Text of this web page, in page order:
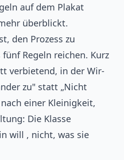
auf dem Plakat
überblickt.
den Prozess zu
Regeln reichen. Kurz
verbietend, in der Wir-
zu" statt „Nicht
einer Kleinigkeit,
Die Klasse
will , nicht, was sie